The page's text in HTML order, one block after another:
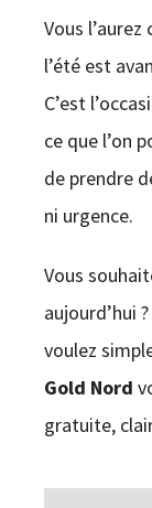
Vous
l’été est
C’est
ce que l’on
de prendre
ni urgence.
Vous
aujourd’hui
voulez
Gold Nord
gratuite,